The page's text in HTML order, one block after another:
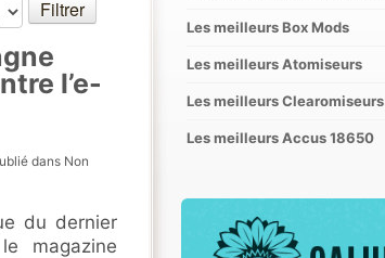
l’e-
dans Non
du dernier
magazine
Les meilleurs Box Mods
Les meilleurs Atomiseurs
Les meilleurs Clearomiseurs
Les meilleurs Accus 18650